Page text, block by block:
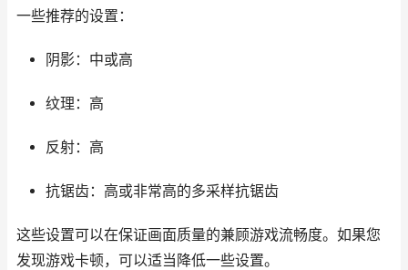
一些推荐的设置：
阴影：中或高
纹理：高
反射：高
抗锯齿：高或非常高的多采样抗锯齿
这些设置可以在保证画面质量的兼顾游戏流畅度。如果您
发现游戏卡顿，可以适当降低一些设置。